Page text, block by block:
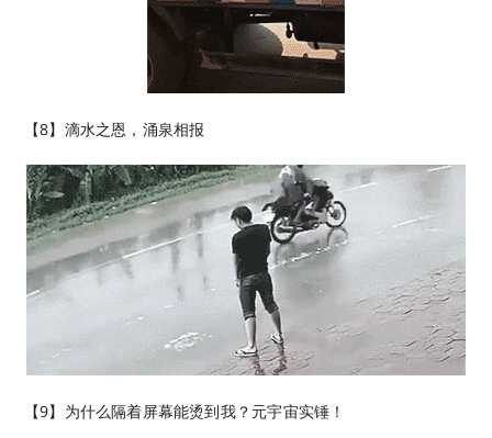
【8】滴水之恩，涌泉相报
【9】为什么隔着屏幕能烫到我？元宇宙实锤！